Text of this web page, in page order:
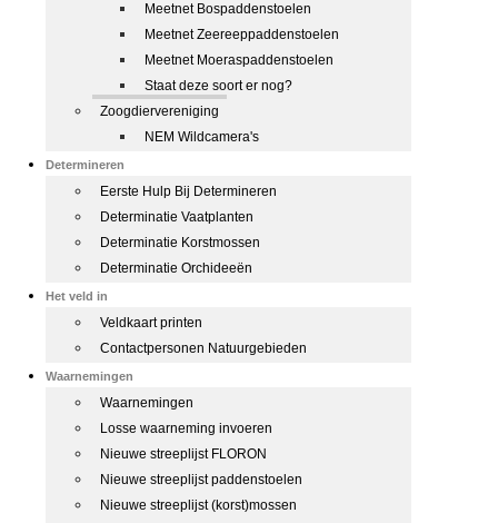
Meetnet Bospaddenstoelen
Meetnet Zeereeppaddenstoelen
Meetnet Moeraspaddenstoelen
Staat deze soort er nog?
Zoogdiervereniging
NEM Wildcamera's
Determineren
Eerste Hulp Bij Determineren
Determinatie Vaatplanten
Determinatie Korstmossen
Determinatie Orchideeën
Het veld in
Veldkaart printen
Contactpersonen Natuurgebieden
Waarnemingen
Waarnemingen
Losse waarneming invoeren
Nieuwe streeplijst FLORON
Nieuwe streeplijst paddenstoelen
Nieuwe streeplijst (korst)mossen